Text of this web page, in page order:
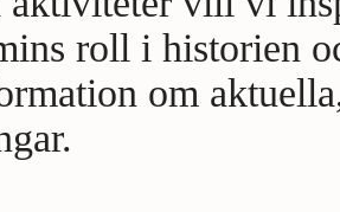
roll i historien
om